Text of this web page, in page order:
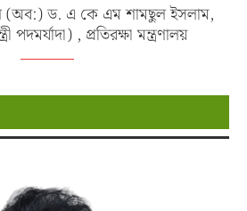
(অব:) ড. এ কে এম শামছুল ইসলাম,
পদমর্যাদা) , প্রতিরক্ষা মন্ত্রণালয়